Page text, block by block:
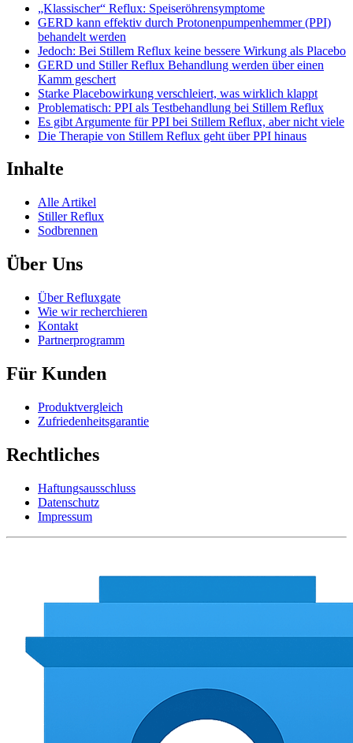
„Klassischer“ Reflux: Speiseröhrensymptome
GERD kann effektiv durch Protonenpumpenhemmer (PPI)
behandelt werden
Jedoch: Bei Stillem Reflux keine bessere Wirkung als Placebo
GERD und Stiller Reflux Behandlung werden über einen
Kamm geschert
Starke Placebowirkung verschleiert, was wirklich klappt
Problematisch: PPI als Testbehandlung bei Stillem Reflux
Es gibt Argumente für PPI bei Stillem Reflux, aber nicht viele
Die Therapie von Stillem Reflux geht über PPI hinaus
Inhalte
Alle Artikel
Stiller Reflux
Sodbrennen
Über Uns
Über Refluxgate
Wie wir recherchieren
Kontakt
Partnerprogramm
Für Kunden
Produktvergleich
Zufriedenheitsgarantie
Rechtliches
Haftungsausschluss
Datenschutz
Impressum